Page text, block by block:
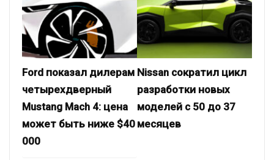
Ford показал дилерам
четырехдверный
Mustang Mach 4: цена
может быть ниже $40
000
Nissan сократил цикл
разработки новых
моделей с 50 до 37
месяцев